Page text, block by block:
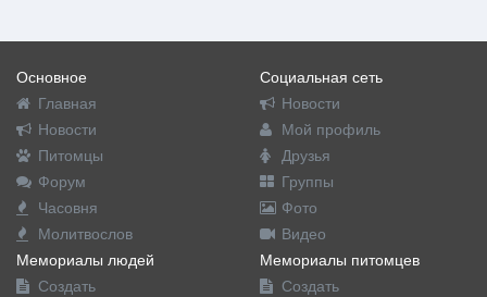
Основное
Главная
Новости
Питомцы
Форум
Часовня
Молитвослов
Социальная сеть
Новости
Мой профиль
Друзья
Группы
Фото
Видео
Мемориалы людей
Создать
Мемориалы питомцев
Создать